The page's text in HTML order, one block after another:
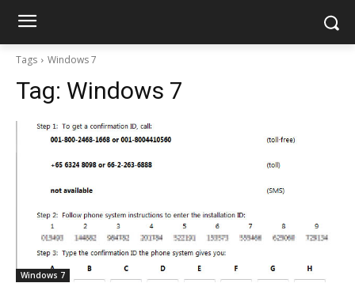
Tags Windows 7
Tag: Windows 7
Windows 7